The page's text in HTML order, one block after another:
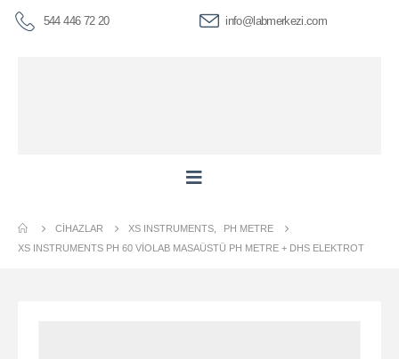
544 446 72 20 info@labmerkezi.com
CIHAZLAR XS INSTRUMENTS
PH METRE
XS INSTRUMENTS PH 60 VIOLAB MASAÜSTÜ PH METRE + DHS ELEKTROT